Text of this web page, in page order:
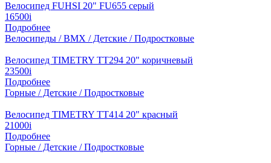
Велосипед FUHSI 20" FU655 серый
16500i
Подробнее
Велосипеды / BMX / Детские / Подростковые
Велосипед TIMETRY TT294 20" коричневый
23500i
Подробнее
Горные / Детские / Подростковые
Велосипед TIMETRY TT414 20" красный
21000i
Подробнее
Горные / Детские / Подростковые